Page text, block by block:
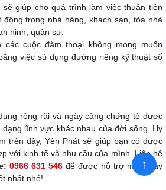
giúp cho quá trình làm việc thuận tiện
trong nhà hàng, khách sạn, tòa nhà
ninh, quân sự.
các cuộc đàm thoại không mong muốn
việc sử dụng đường riêng kỹ thuật số
rộng rãi và ngày càng chứng tỏ được
lĩnh vực khác nhau của đời sống. Hy
trên đây, Yên Phát sẽ giúp bạn có được
với kinh tế và nhu cầu của mình. Liên hệ
0966 631 546 để được hỗ trợ mua máy
nhất nhé!
↑